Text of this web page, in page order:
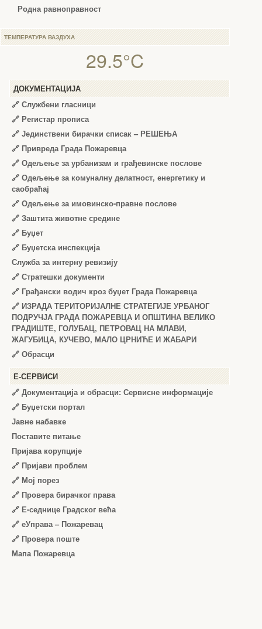
Родна равноправност
ТЕМПЕРАТУРА ВАЗДУХА
29.5°C
ДОКУМЕНТАЦИЈА
🔗 Службени гласници
🔗 Регистар прописа
🔗 Јединствени бирачки списак – РЕШЕЊА
🔗 Привреда Града Пожаревца
🔗 Одељење за урбанизам и грађевинске послове
🔗 Одељење за комуналну делатност, енергетику и
саобраћај
🔗 Одељење за имовинско-правне послове
🔗 Заштита животне средине
🔗 Буџет
🔗 Буџетска инспекција
Служба за интерну ревизију
🔗 Стратешки документи
🔗 Грађански водич кроз буџет Града Пожаревца
🔗 ИЗРАДА ТЕРИТОРИЈАЛНЕ СТРАТЕГИЈЕ УРБАНОГ
ПОДРУЧЈА ГРАДА ПОЖАРЕВЦА И ОПШТИНА ВЕЛИКО
ГРАДИШТЕ, ГОЛУБАЦ, ПЕТРОВАЦ НА МЛАВИ,
ЖАГУБИЦА, КУЧЕВО, МАЛО ЦРНИЋЕ И ЖАБАРИ
🔗 Обрасци
Е-СЕРВИСИ
🔗 Документација и обрасци: Сервисне информације
🔗 Буџетски портал
Јавне набавке
Поставите питање
Пријава корупције
🔗 Пријави проблем
🔗 Мој порез
🔗 Провера бирачког права
🔗 Е-седнице Градског већа
🔗 еУправа – Пожаревац
🔗 Провера поште
Мапа Пожаревца